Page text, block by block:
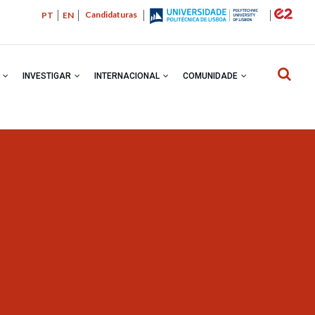
Candidaturas
PT EN
INVESTIGAR INTERNACIONAL COMUNIDADE